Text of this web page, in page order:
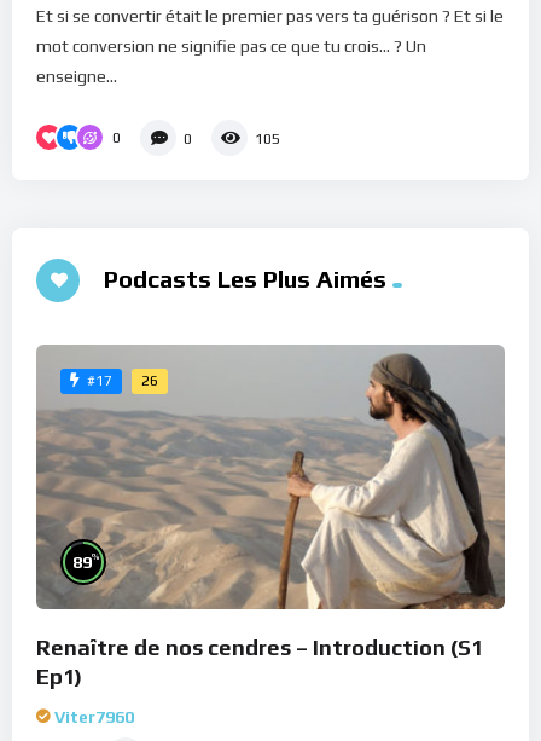
Et si se convertir était le premier pas vers ta guérison ? Et si le
mot conversion ne signifie pas ce que tu crois... ? Un
enseigne...
0 0 105
Podcasts Les Plus Aimés
#17 26
89%
Renaître de nos cendres – Introduction (S1
Ep1)
Viter7960